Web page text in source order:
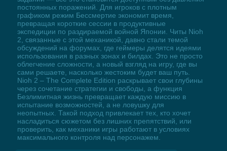
постоянных поражений. Для игроков с плотным
графиком режим Бессмертие экономит время,
превращая короткие сессии в продуктивные
экспедиции по раздираемой войной Японии. Читы Nioh
2, связанные с этой механикой, давно стали темой
обсуждений на форумах, где геймеры делятся идеями
использования в разных зонах и билдах. Это не просто
облегчение сложности, а новый взгляд на игру, где вы
сами решаете, насколько жестоким будет ваш путь.
Nioh 2 – The Complete Edition раскрывает свои глубины
через сочетание стратегии и свободы, а функция
Безлимитная жизнь превращает каждую миссию в
испытание возможностей, а не ловушку для
неопытных. Такой подход привлекает тех, кто хочет
насладиться сюжетом без лишних препятствий, или
проверить, как механики игры работают в условиях
максимального контроля над персонажем.